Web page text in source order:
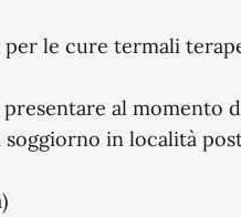
le cure termali
al momento
in località